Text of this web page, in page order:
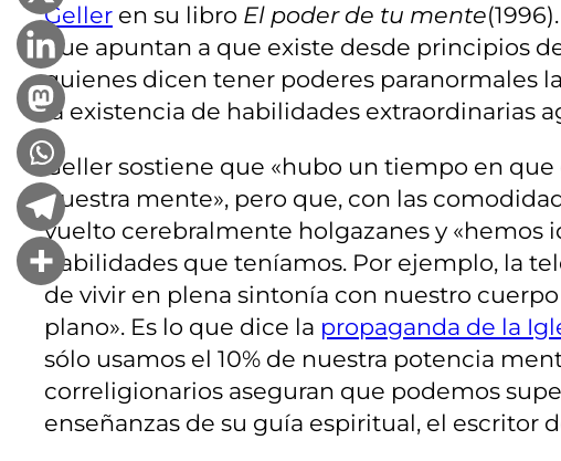
Geller en su libro El poder de tu mente
que apuntan a que existe desde principios
quienes dicen tener poderes paranormales
la existencia de habilidades extraordinarias
Geller sostiene que «hubo un tiempo en
nuestra mente», pero que, con las
vuelto cerebralmente holgazanes y «hemos
habilidades que teníamos. Por ejemplo, la
de vivir en plena sintonía con nuestro
plano». Es lo que dice la propaganda de la
sólo usamos el 10% de nuestra potencia
correligionarios aseguran que podemos
enseñanzas de su guía espiritual, el escritor